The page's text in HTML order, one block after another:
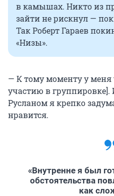
в камышах. Никто из
зайти не рискнул —
Так Роберт Гараев
«Низы».
— К тому моменту у
участию в группировке].
Русланом я крепко
нравится.
«Внутренне я был
обстоятельства
как